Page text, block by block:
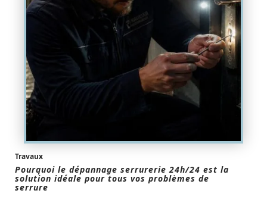
Travaux
Pourquoi le dépannage serrurerie 24h/24 est la
solution idéale pour tous vos problèmes de
serrure